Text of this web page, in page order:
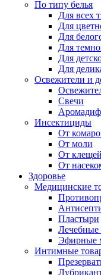
По типу белья
Для всех
Для
Для
Для
Для
Для
Освежители и
Свечи
Инсектициды
От
От моли
От клещей
От
Здоровье
Медицинские
Пластыри
Лечебные
Эфирные
Интимные